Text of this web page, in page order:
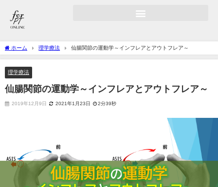
ホーム 理学療法 仙腸関節の運動学～インフレアとアウトフレア～
理学療法
仙腸関節の運動学～インフレアとアウトフレア～
2019年12月9日 2021年1月23日 2分39秒